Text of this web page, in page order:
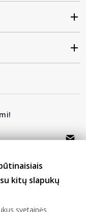
kitų slapukų
svetainės